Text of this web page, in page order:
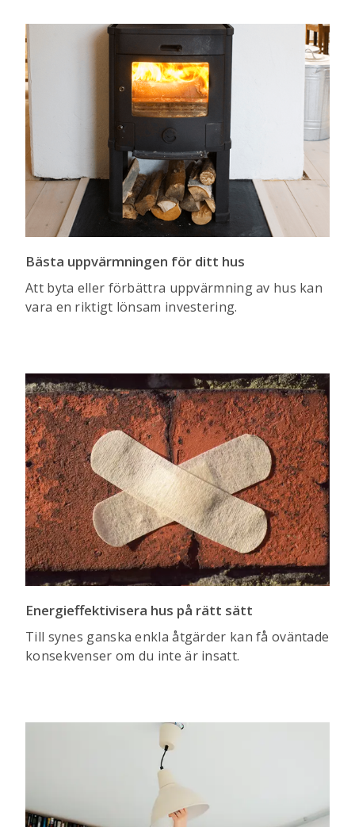
Bästa uppvärmningen för ditt hus
Att byta eller förbättra uppvärmning av hus kan
vara en riktigt lönsam investering.
Energieffektivisera hus på rätt sätt
Till synes ganska enkla åtgärder kan få oväntade
konsekvenser om du inte är insatt.